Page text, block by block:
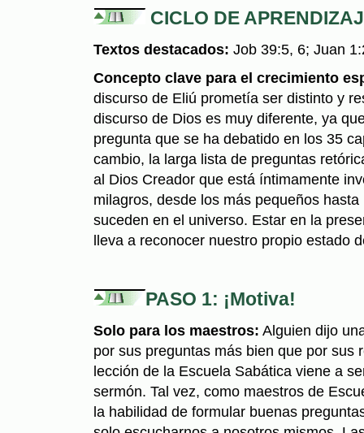
CICLO DE
Textos destacados: Job 39:5, 6; Juan
Concepto clave para el crecimiento
discurso de Eliú prometía ser distinto y
discurso de Dios es muy diferente, ya
pregunta que se ha debatido en los 35
cambio, la larga lista de preguntas
al Dios Creador que está íntimamente
milagros, desde los más pequeños
suceden en el universo. Estar en la
lleva a reconocer nuestro propio estado
PASO 1: ¡Motiva!
Solo para los maestros: Alguien dijo
por sus preguntas más bien que por sus
lección de la Escuela Sabática viene a
sermón. Tal vez, como maestros de
la habilidad de formular buenas